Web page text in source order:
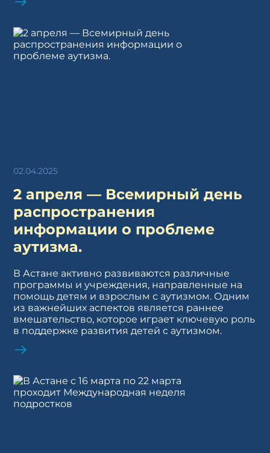
02.04.2025
2 апреля — Всемирный день
распространения
информации о проблеме
аутизма.
В Астане активно развиваются различные
программы и учреждения, направленные на
помощь детям и взрослым с аутизмом. Одним
из важнейших аспектов является раннее
вмешательство, которое играет ключевую роль
в поддержке развития детей с аутизмом.